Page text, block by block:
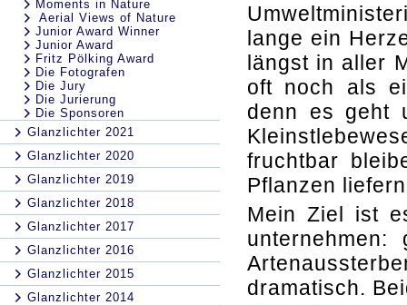
Moments in Nature
Aerial Views of Nature
Junior Award Winner
Junior Award
Fritz Pölking Award
Die Fotografen
Die Jury
Die Jurierung
Die Sponsoren
Glanzlichter 2021
Glanzlichter 2020
Glanzlichter 2019
Glanzlichter 2018
Glanzlichter 2017
Glanzlichter 2016
Glanzlichter 2015
Glanzlichter 2014
lange ein
längst in aller
oft noch als
denn es geht
fruchtbar
Pflanzen
Mein Ziel ist
dramatisch.